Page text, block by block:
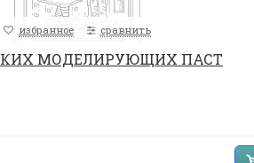
избранное сравнить
МОДЕЛИРУЮЩИХ ПАСТ